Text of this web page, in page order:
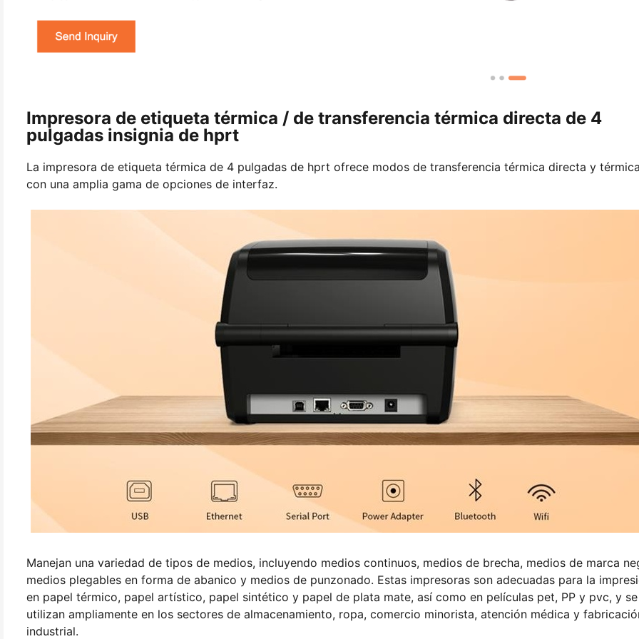
Impresora de etiqueta térmica / de transferencia térmica directa de 4
pulgadas insignia de hprt
La impresora de etiqueta térmica de 4 pulgadas de hprt ofrece modos de transferencia térmica directa y
con una amplia gama de opciones de interfaz.
Manejan una variedad de tipos de medios, incluyendo medios continuos, medios de brecha, medios de marca
medios plegables en forma de abanico y medios de punzonado. Estas impresoras son adecuadas para la
en papel térmico, papel artístico, papel sintético y papel de plata mate, así como en películas pet, PP y pvc, y se
utilizan ampliamente en los sectores de almacenamiento, ropa, comercio minorista, atención médica y
industrial.